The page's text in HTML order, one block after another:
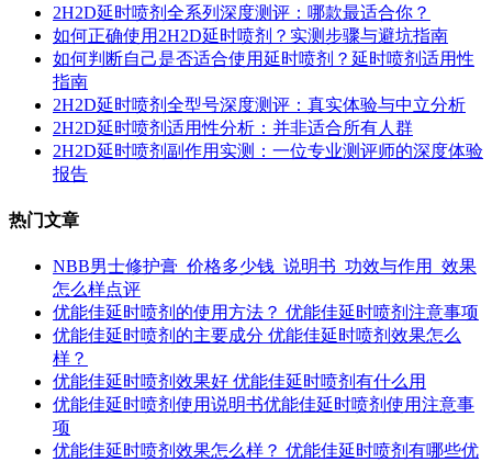
2H2D延时喷剂全系列深度测评：哪款最适合你？
如何正确使用2H2D延时喷剂？实测步骤与避坑指南
如何判断自己是否适合使用延时喷剂？延时喷剂适用性
指南
2H2D延时喷剂全型号深度测评：真实体验与中立分析
2H2D延时喷剂适用性分析：并非适合所有人群
2H2D延时喷剂副作用实测：一位专业测评师的深度体验
报告
热门文章
NBB男士修护膏_价格多少钱_说明书_功效与作用_效果
怎么样点评
优能佳延时喷剂的使用方法？ 优能佳延时喷剂注意事项
优能佳延时喷剂的主要成分 优能佳延时喷剂效果怎么
样？
优能佳延时喷剂效果好 优能佳延时喷剂有什么用
优能佳延时喷剂使用说明书优能佳延时喷剂使用注意事
项
优能佳延时喷剂效果怎么样？ 优能佳延时喷剂有哪些优